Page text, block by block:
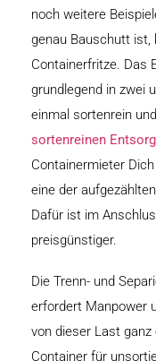
noch weitere
genau Bauschutt ist,
Containerfritze. Das
grundlegend in zwei
einmal sortenrein
sortenreinen
Containermieter
eine der
Dafür ist im
preisgünstiger.
Die Trenn- und
erfordert Manpower
von dieser Last
Container für